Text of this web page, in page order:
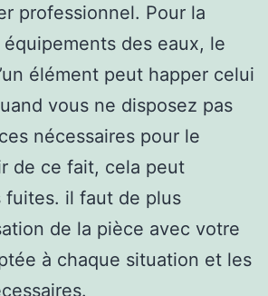
professionnel. Pour la
des eaux, le
élément peut happer celui
vous ne disposez pas
nécessaires pour le
de ce fait, cela peut
fuites. il faut de plus
de la pièce avec votre
à chaque situation et les